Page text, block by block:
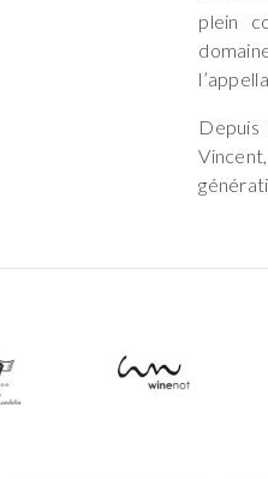
plein
Depuis